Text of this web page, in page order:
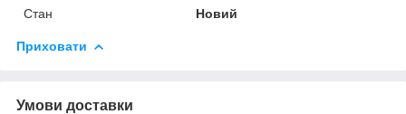
Стан
Новий
Приховати
Умови доставки